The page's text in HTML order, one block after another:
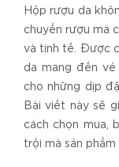
Hộp rượu da
chuyển rượu mà
và tinh tế. Được
da mang đến
cho những dịp
Bài viết này sẽ
cách chọn mua,
trội mà sản phẩm